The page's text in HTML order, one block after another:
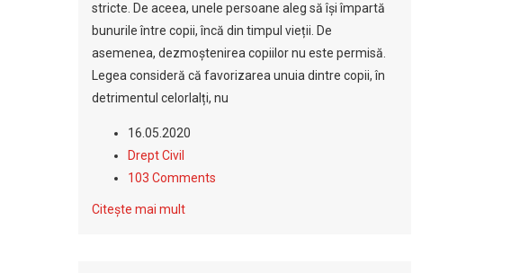
stricte. De aceea, unele persoane aleg să își împartă
bunurile între copii, încă din timpul vieții. De
asemenea, dezmoștenirea copiilor nu este permisă.
Legea consideră că favorizarea unuia dintre copii, în
detrimentul celorlalți, nu
16.05.2020
Drept Civil
103 Comments
Citește mai mult